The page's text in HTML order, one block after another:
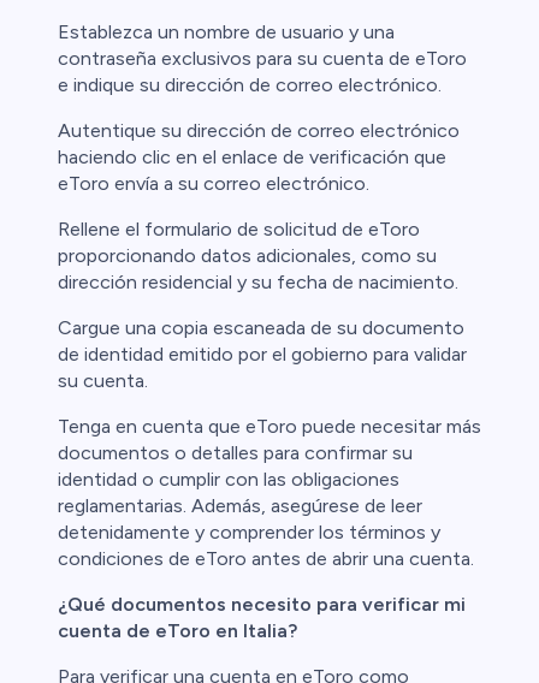
Establezca un nombre de usuario y una
contraseña exclusivos para su cuenta de eToro
e indique su dirección de correo electrónico.
Autentique su dirección de correo electrónico
haciendo clic en el enlace de verificación que
eToro envía a su correo electrónico.
Rellene el formulario de solicitud de eToro
proporcionando datos adicionales, como su
dirección residencial y su fecha de nacimiento.
Cargue una copia escaneada de su documento
de identidad emitido por el gobierno para validar
su cuenta.
Tenga en cuenta que eToro puede necesitar más
documentos o detalles para confirmar su
identidad o cumplir con las obligaciones
reglamentarias. Además, asegúrese de leer
detenidamente y comprender los términos y
condiciones de eToro antes de abrir una cuenta.
¿Qué documentos necesito para verificar mi
cuenta de eToro en Italia?
Para verificar una cuenta en eToro como